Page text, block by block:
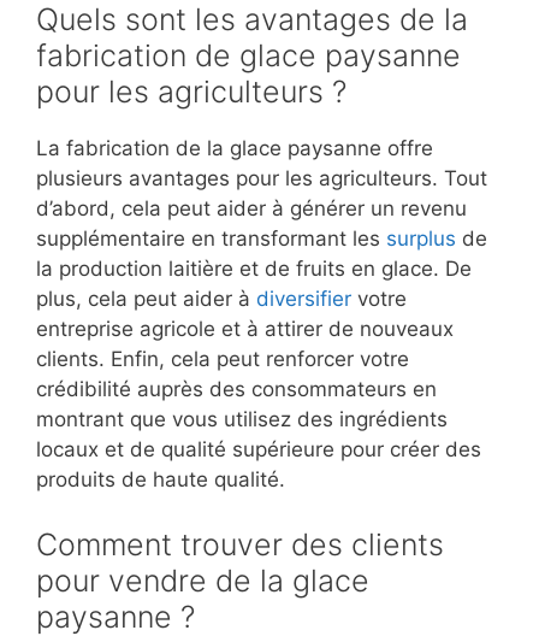
Quels sont les avantages de la
fabrication de glace paysanne
pour les agriculteurs ?
La fabrication de la glace paysanne offre
plusieurs avantages pour les agriculteurs. Tout
d’abord, cela peut aider à générer un revenu
supplémentaire en transformant les surplus de
la production laitière et de fruits en glace. De
plus, cela peut aider à diversifier votre
entreprise agricole et à attirer de nouveaux
clients. Enfin, cela peut renforcer votre
crédibilité auprès des consommateurs en
montrant que vous utilisez des ingrédients
locaux et de qualité supérieure pour créer des
produits de haute qualité.
Comment trouver des clients
pour vendre de la glace
paysanne ?